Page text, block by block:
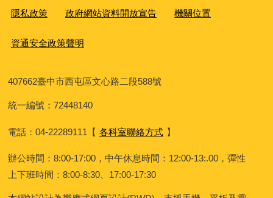
隱私政策 政府網站資料開放宣告 機關位置
資通安全政策聲明
407662臺中市西屯區文心路二段588號
統一編號：72448140
電話：04-22289111 【 各科室聯絡方式 】
辦公時間：8:00-17:00，中午休息時間：12:00-13:.00，彈性
上下班時間：8:00-8:30、17:00-17:30